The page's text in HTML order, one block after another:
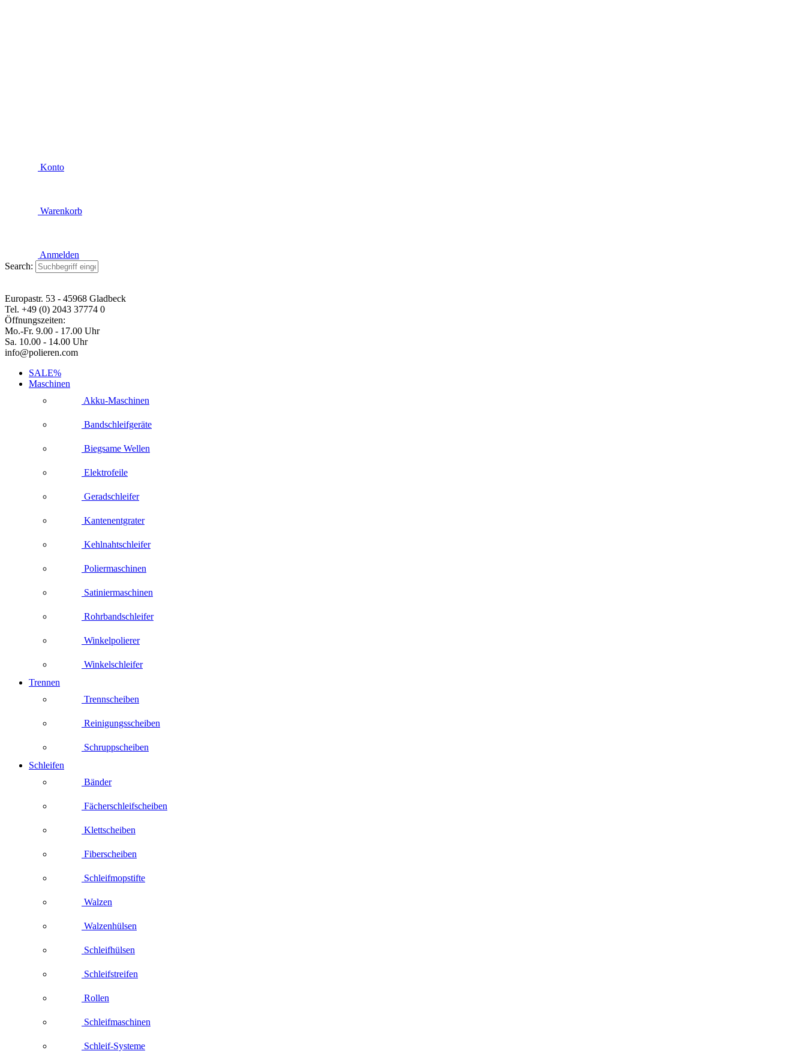
Konto
Warenkorb
Anmelden
Search:
Europastr. 53 - 45968 Gladbeck
Tel. +49 (0) 2043 37774 0
Öffnungszeiten:
Mo.-Fr. 9.00 - 17.00 Uhr
Sa. 10.00 - 14.00 Uhr
info@polieren.com
SALE%
Maschinen
Akku-Maschinen
Bandschleifgeräte
Biegsame Wellen
Elektrofeile
Geradschleifer
Kantenentgrater
Kehlnahtschleifer
Poliermaschinen
Satiniermaschinen
Rohrbandschleifer
Winkelpolierer
Winkelschleifer
Trennen
Trennscheiben
Reinigungsscheiben
Schruppscheiben
Schleifen
Bänder
Fächerschleifscheiben
Klettscheiben
Fiberscheiben
Schleifmopstifte
Walzen
Walzenhülsen
Schleifhülsen
Schleifstreifen
Rollen
Schleifmaschinen
Schleif-Systeme